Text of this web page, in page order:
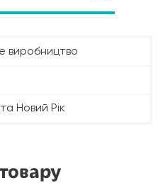
виробництво
Новий Рік